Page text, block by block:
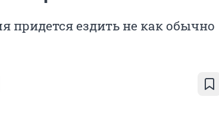
придется ездить не как обычно